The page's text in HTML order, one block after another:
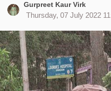
Gurpreet Kaur Virk
Thursday, 07 July 2022